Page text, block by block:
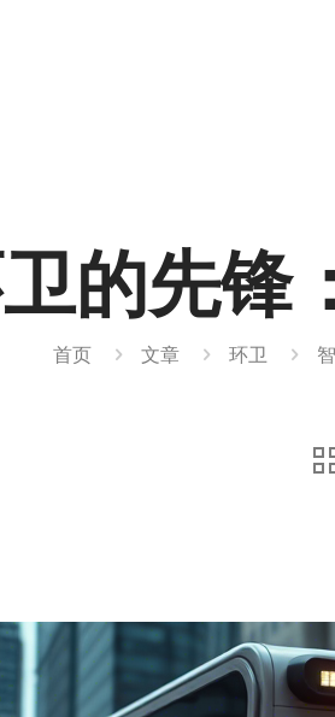
的先锋
首页 文章 环卫